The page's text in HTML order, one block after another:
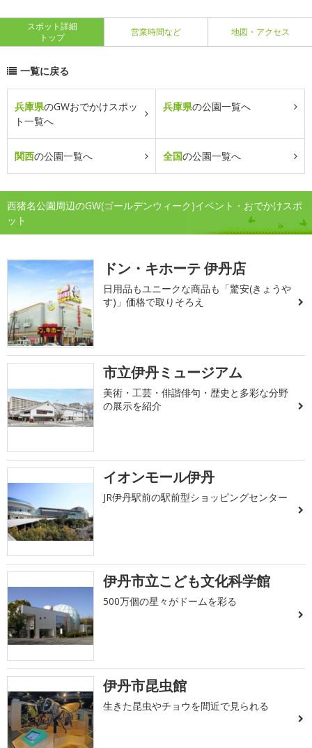
スポット詳細
トップ
営業時間など 地図・アクセス
一覧に戻る
兵庫県のGWおでかけスポッ
ト一覧へ
兵庫県の公園一覧へ
関西の公園一覧へ 全国の公園一覧へ
西猪名公園周辺のGW(ゴールデンウィーク)イベント・おでかけスポ
ット
ドン・キホーテ 伊丹店
日用品もユニークな商品も「驚安(きょうや
す)」価格で取りそろえ
市立伊丹ミュージアム
美術・工芸・俳諧俳句・歴史と多彩な分野
の展示を紹介
イオンモール伊丹
JR伊丹駅前の駅前型ショッピングセンター
伊丹市立こども文化科学館
500万個の星々がドームを彩る
伊丹市昆虫館
生きた昆虫やチョウを間近で見られる